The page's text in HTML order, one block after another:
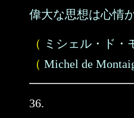
偉大な思想は心情
（ ミシェル・ド・
（ Michel de
36.